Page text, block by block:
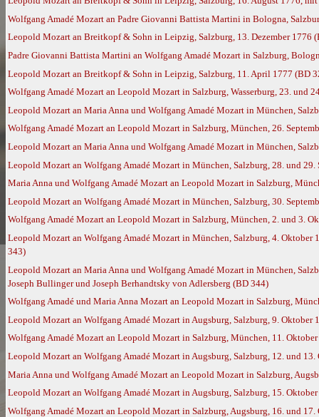
Wolfgang Amadé Mozart an Padre Giovanni Battista Martini in Bologna,
Leopold Mozart an Breitkopf & Sohn in Leipzig, Salzburg, 13. Dezember 1776
Padre Giovanni Battista Martini an Wolfgang Amadé Mozart in Salzburg,
Leopold Mozart an Breitkopf & Sohn in Leipzig, Salzburg, 11. April 1777 (BD
Wolfgang Amadé Mozart an Leopold Mozart in Salzburg, Wasserburg, 23. und
Leopold Mozart an Maria Anna und Wolfgang Amadé Mozart in München,
Wolfgang Amadé Mozart an Leopold Mozart in Salzburg, München, 26.
Leopold Mozart an Maria Anna und Wolfgang Amadé Mozart in München,
Leopold Mozart an Wolfgang Amadé Mozart in München, Salzburg, 28. und
Maria Anna und Wolfgang Amadé Mozart an Leopold Mozart in Salzburg,
Leopold Mozart an Wolfgang Amadé Mozart in München, Salzburg, 30.
Wolfgang Amadé Mozart an Leopold Mozart in Salzburg, München, 2. und 3.
Leopold Mozart an Wolfgang Amadé Mozart in München, Salzburg, 4.
343)
Leopold Mozart an Maria Anna und Wolfgang Amadé Mozart in München,
Joseph Bullinger und Joseph Berhandtsky von Adlersberg (BD 344)
Wolfgang Amadé und Maria Anna Mozart an Leopold Mozart in Salzburg,
Leopold Mozart an Wolfgang Amadé Mozart in Augsburg, Salzburg, 9. Oktober
Wolfgang Amadé Mozart an Leopold Mozart in Salzburg, München, 11.
Leopold Mozart an Wolfgang Amadé Mozart in Augsburg, Salzburg, 12. und
Maria Anna und Wolfgang Amadé Mozart an Leopold Mozart in Salzburg,
Leopold Mozart an Wolfgang Amadé Mozart in Augsburg, Salzburg, 15.
Wolfgang Amadé Mozart an Leopold Mozart in Salzburg, Augsburg, 16. und